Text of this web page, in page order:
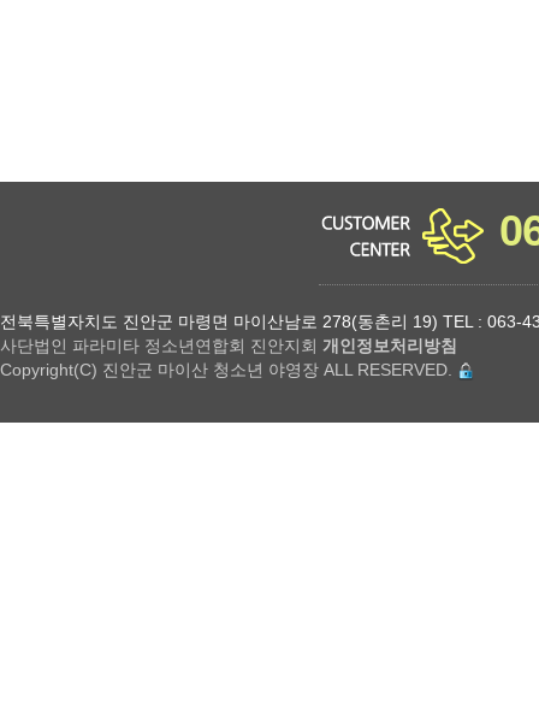
전북특별자치도 진안군 마령면 마이산남로 278(동촌리 19) TEL : 063-
사단법인 파라미타 정소년연합회 진안지회 개인정보처리방침
Copyright(C) 진안군 마이산 청소년 야영장 ALL RESERVED.